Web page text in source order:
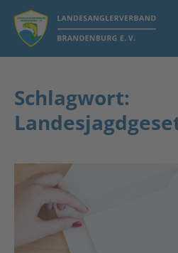
Schlagwort: